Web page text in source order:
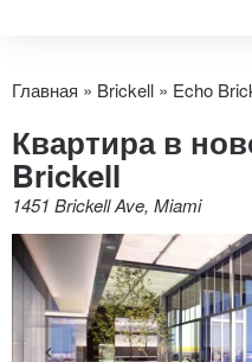
Главная » Brickell » Echo
Квартира в
Brickell
1451 Brickell Ave, Miami